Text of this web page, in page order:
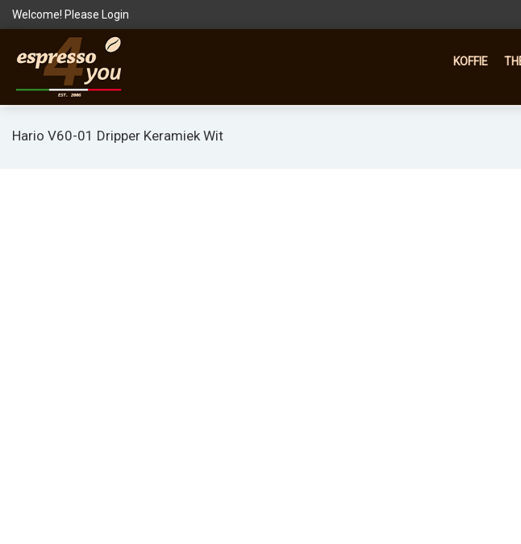
Welcome! Please Login
KOFFIE
Hario V60-01 Dripper Keramiek Wit